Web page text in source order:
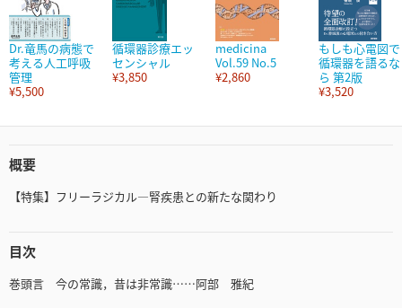
Dr.竜馬の病態で
考える人工呼吸
管理
¥5,500
循環器診療エッ
センシャル
¥3,850
medicina
Vol.59 No.5
¥2,860
もしも心電図で
循環器を語るな
ら 第2版
¥3,520
概要
【特集】フリーラジカル―腎疾患との新たな関わり
目次
巻頭言 今の常識，昔は非常識……阿部 雅紀